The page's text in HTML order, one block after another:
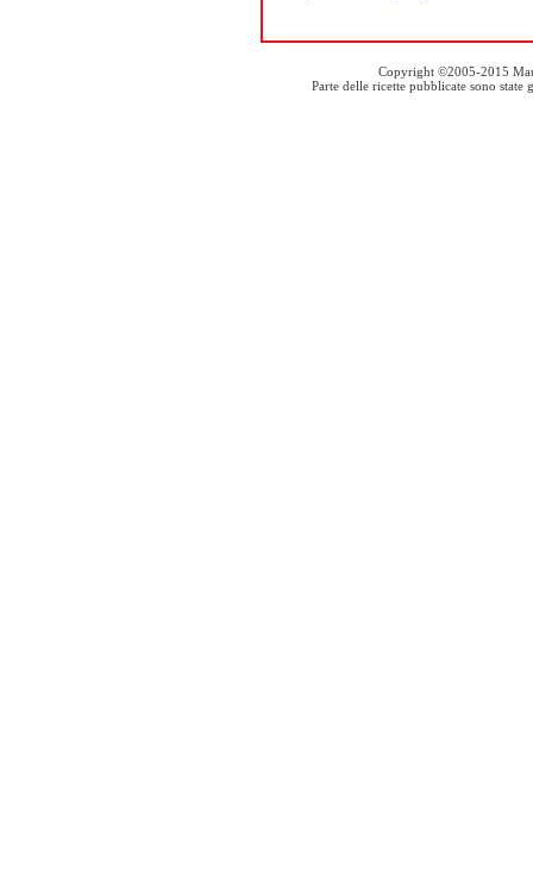
Copyright ©2005-2015
Parte delle ricette pubblicate sono state